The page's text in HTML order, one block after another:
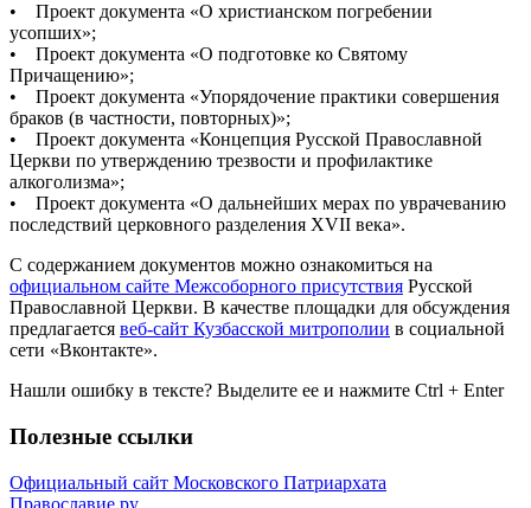
• Проект документа «О христианском погребении
усопших»;
• Проект документа «О подготовке ко Святому
Причащению»;
• Проект документа «Упорядочение практики совершения
браков (в частности, повторных)»;
• Проект документа «Концепция Русской Православной
Церкви по утверждению трезвости и профилактике
алкоголизма»;
• Проект документа «О дальнейших мерах по уврачеванию
последствий церковного разделения XVII века».
С содержанием документов можно ознакомиться на
официальном сайте Межсоборного присутствия Русской
Православной Церкви. В качестве площадки для обсуждения
предлагается веб-сайт Кузбасской митрополии в социальной
сети «Вконтакте».
Нашли ошибку в тексте? Выделите ее и нажмите Ctrl + Enter
Полезные ссылки
Официальный сайт Московского Патриархата
Православие.ру